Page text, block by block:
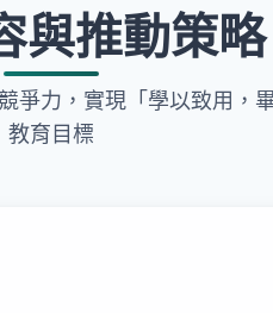
與推動策略
爭力，實現「學以致用，
教育目標